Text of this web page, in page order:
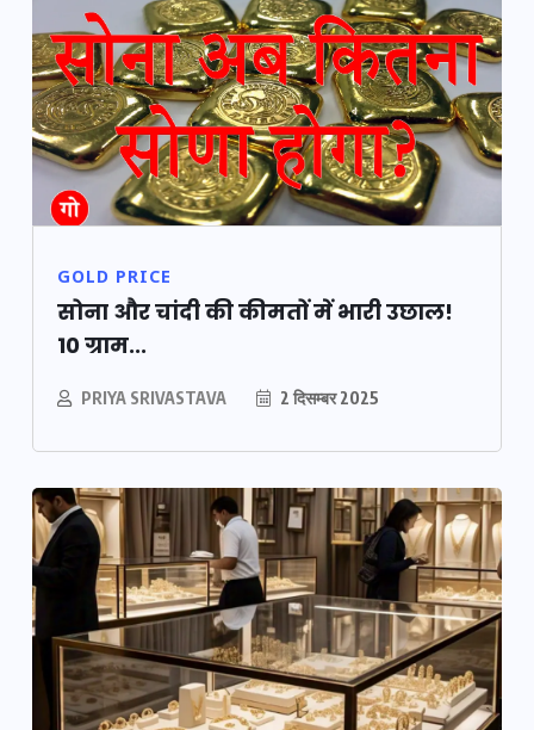
GOLD PRICE
सोना और चांदी की कीमतों में भारी उछाल!
10 ग्राम...
PRIYA SRIVASTAVA 2 दिसम्बर 2025